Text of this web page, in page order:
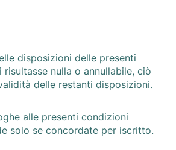
disposizioni delle presenti
nulla o annullabile, ciò
delle restanti disposizioni.
alle presenti condizioni
solo se concordate per iscritto.